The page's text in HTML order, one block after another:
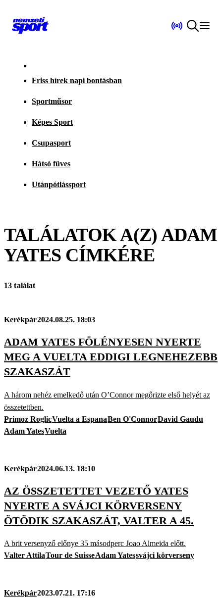
Friss hírek napi bontásban
Sportműsor
Képes Sport
Csupasport
Hátsó füves
Utánpótlássport
TALÁLATOK A(Z) ADAM
YATES CÍMKÉRE
13 találat
Kerékpár2024.08.25. 18:03
ADAM YATES FÖLÉNYESEN NYERTE
MEG A VUELTA EDDIGI LEGNEHEZEBB
SZAKASZÁT
A három nehéz emelkedő után O’Connor megőrizte első helyét az
összetettben.
Primoz RoglicVuelta a EspanaBen O'ConnorDavid Gaudu
Adam YatesVuelta
Kerékpár2024.06.13. 18:10
AZ ÖSSZETETTET VEZETŐ YATES
NYERTE A SVÁJCI KÖRVERSENY
ÖTÖDIK SZAKASZÁT, VALTER A 45.
A brit versenyző előnye 35 másodperc Joao Almeida előtt.
Valter AttilaTour de SuisseAdam Yatessvájci körverseny
Kerékpár2023.07.21. 17:16